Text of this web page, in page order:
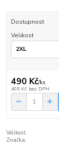
Dostupnost
Velikost
490 Kč/ks
405 Kč bez DPH
Velikost:
Značka: